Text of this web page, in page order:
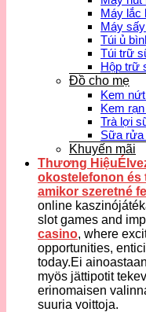
Máy lắc
Máy
Túi ủ
Túi trữ
Hộp trữ
Đồ cho mẹ
Kem
Kem
Trà lợi
Sữa rửa
Khuyến mãi
Thương
okostelefonon és
amikor szeretné
online
slot games and
casino, where
opportunities,
today.Ei
myös jättipotit
erinomaisen
suuria voittoja.